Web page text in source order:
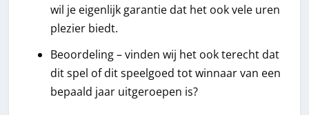
wil je eigenlijk garantie dat het ook vele uren
plezier biedt.
Beoordeling – vinden wij het ook terecht dat
dit spel of dit speelgoed tot winnaar van een
bepaald jaar uitgeroepen is?